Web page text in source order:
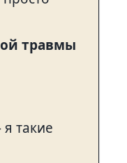
травмы
такие